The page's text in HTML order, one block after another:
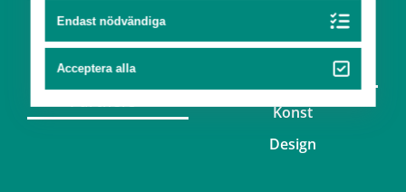
Team
Partners
Konst & design
Konst
Design
Endast nödvändiga
Acceptera alla